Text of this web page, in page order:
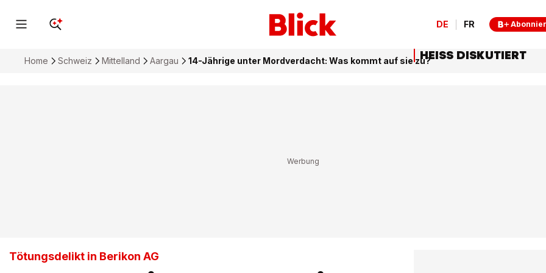
DE FR
Home Schweiz Mittelland Aargau 14-Jährige unter Mordverdacht: Was kommt auf sie zu?
Tötungsdelikt in Berikon AG
HEISS DISKUTIERT